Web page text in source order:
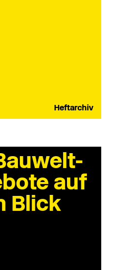
Heftarchiv
auf
Blick